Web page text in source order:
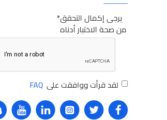
يرجى إكمال التحقق
من صحة الاختبار أدناه
لقد قرأت ووافقت على FAQ